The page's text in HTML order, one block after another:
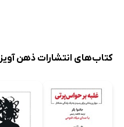
کتاب‌های انتشارات ذهن آویز